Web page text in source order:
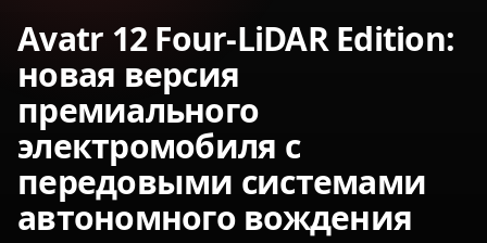
Avatr 12 Four-LiDAR Edition:
новая версия
премиального
электромобиля с
передовыми системами
автономного вождения